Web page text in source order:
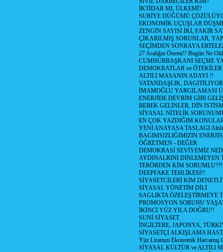
İKTİDAR MI, ÜLKEMİ?
SURİYE DÜĞÜMÜ
EKONOMİK UÇUŞLAR
ZENGİN SAYISI İKİ, FAKİR
ÇIKARILMIŞ SORUNLAR,
SEÇİMDEN SONRAYA
27 Aralığın Önemi!! Bugün Ne
CUMHURBAŞKANI SEÇME
DEMOKRATLAR ve ÖTEKİLER
ALTILI MASANIN ADAYI !!
VATANDAŞLIK,
İMAMOĞLU YARGILAMASI
ENERJİDE DEVRİM GİBİ
BEBEK GELİNLER, DİN
SİYASAL NİTELİK
EN ÇOK YAZDIĞIM
YENİ ANAYASA TASLAGI Altılı
BAGIMSIZLIĞIMIZIN
ÖĞRETMEN - DEĞER
DEMOKRASİ SEVİYEMİZ
AYDINALRINI DİNLEMEYEN
TERÖRDEN KİM
DEEPFAKE TEHLİKESİ!!
SİYASETCİLERİ KİM
SİYASAL YÖNETİM DİLİ
SAGLIKTA ÖZELEŞTİRMEYE
PROMOSYON SORUNU
İKİNCİ YÜZ YILA DOĞRU!!
SUNİ SİYASET
İNGİLTERE, JAPONYA,
SİYASETÇİ ALKIŞLAMA
Yüz Liramızı Ekonomik Harcamış
SİYASAL KÜLTÜR ve ALTILI